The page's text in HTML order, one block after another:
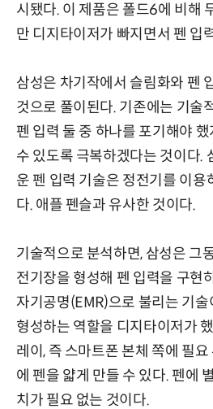
시됐다. 이 제품은 폴드6에 비해
만 디지타이저가 빠지면서 펜 입
삼성은 차기작에서 슬림화와 펜
것으로 풀이된다. 기존에는 기술
펜 입력 둘 중 하나를 포기해야
수 있도록 극복하겠다는 것이다.
운 펜 입력 기술은 정전기를 이용
다. 애플 펜슬과 유사한 것이다.
기술적으로 분석하면, 삼성은 그
전기장을 형성해 펜 입력을 구현
자기공명(EMR)으로 불리는 기
형성하는 역할을 디지타이저가
레이, 즉 스마트폰 본체 쪽에 필
에 펜을 얇게 만들 수 있다. 펜에
치가 필요 없는 것이다.